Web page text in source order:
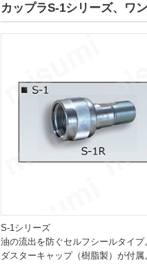
カップラS-1シリーズ、ワ
S-1シリーズ
油の流出を防ぐセルフシールタイプ
ダスターキャップ（樹脂製）が付属